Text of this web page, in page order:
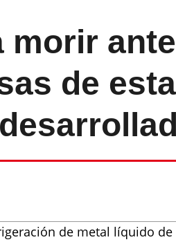
morir
de
de metal líquido de